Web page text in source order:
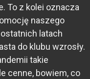
To z kolei oznacza
naszego
latach
do klubu wzrosły.
takie
cenne, bowiem, co